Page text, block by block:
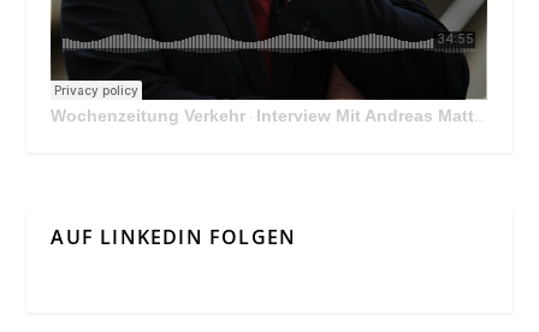
Wochenzeitung Verkehr · Interview Mit Andreas Matthä, CEO der ÖBB Holding
AUF LINKEDIN FOLGEN